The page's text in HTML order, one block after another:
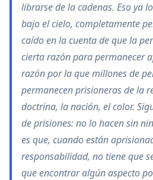
librarse de la cadenas. Eso ya
bajo el cielo, completamente
caído en la cuenta de que la
cierta razón para permanecer
razón por la que millones de
permanecen prisioneras de la
doctrina, la nación, el color.
de prisiones: no lo hacen sin
es que, cuando están
responsabilidad, no tiene que
que encontrar algún aspecto